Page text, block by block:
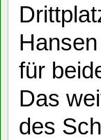
für
Das
des